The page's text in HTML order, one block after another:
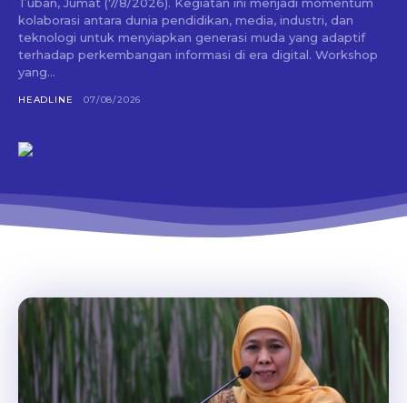
kolaborasi antara dunia pendidikan, media, industri, dan
teknologi untuk menyiapkan generasi muda yang adaptif
terhadap perkembangan informasi di era digital. Workshop
yang...
HEADLINE 07/08/2026